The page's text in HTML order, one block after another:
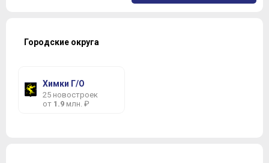
Городские округа
Химки Г/О
25 новостроек
от 1.9 млн. ₽